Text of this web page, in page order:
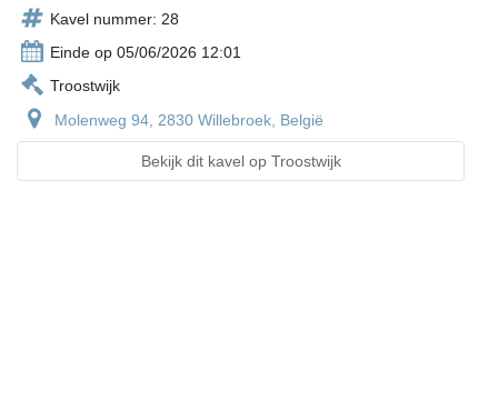
Kavel nummer: 28
Einde op 05/06/2026 12:01
Troostwijk
Molenweg 94, 2830 Willebroek, België
Bekijk dit kavel op Troostwijk